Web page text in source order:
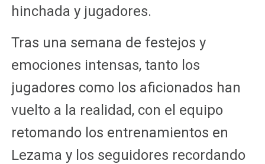
hinchada y jugadores.
Tras una semana de festejos y
emociones intensas, tanto los
jugadores como los aficionados han
vuelto a la realidad, con el equipo
retomando los entrenamientos en
Lezama y los seguidores recordando